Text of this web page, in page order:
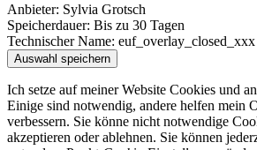
Anbieter: Sylvia Grotsch
Speicherdauer: Bis zu 30 Tagen
Technischer Name: euf_overlay_closed_xxx
Auswahl speichern
Ich setze auf meiner Website Cookies und
Einige sind notwendig, andere helfen mein
verbessern. Sie könne nicht notwendige
akzeptieren oder ablehnen. Sie können